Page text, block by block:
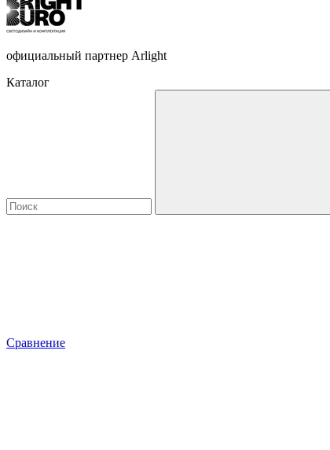
официальный партнер Arlight
Каталог
Сравнение